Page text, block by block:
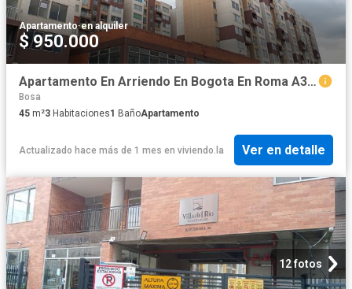
Apartamento·en alquiler
$ 950.000
Apartamento En Arriendo En Bogota En Roma A338495
Bosa
45 m²3 Habitaciones1 BañoApartamento
Actualizado hace más de 1 mes en viviendo.la Ver en detalle
12 fotos